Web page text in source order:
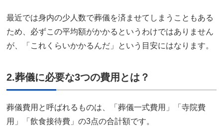
最近では身内の少人数で葬儀を済ませてしまうこともある
ため、必ずこの平均額がかかるというわけではありません
が、「これくらいかかるんだ」という目安にはなります。
2.葬儀に必要な3つの費用とは？
葬儀費用と呼ばれるものは、「葬儀一式費用」「寺院費
用」「飲食接待費」の3点の合計額です。